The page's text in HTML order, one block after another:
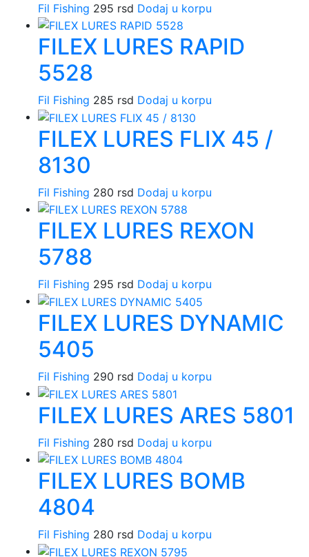
Fil Fishing 295 rsd Dodaj u korpu
FILEX LURES RAPID
5528
Fil Fishing 285 rsd Dodaj u korpu
FILEX LURES FLIX 45 /
8130
Fil Fishing 280 rsd Dodaj u korpu
FILEX LURES REXON
5788
Fil Fishing 295 rsd Dodaj u korpu
FILEX LURES DYNAMIC
5405
Fil Fishing 290 rsd Dodaj u korpu
FILEX LURES ARES 5801
Fil Fishing 280 rsd Dodaj u korpu
FILEX LURES BOMB
4804
Fil Fishing 280 rsd Dodaj u korpu